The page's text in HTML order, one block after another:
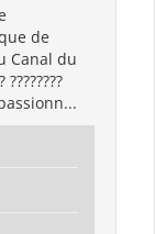
de
Canal du
passionn...